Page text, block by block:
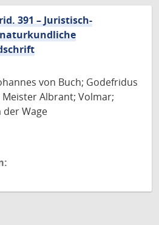
391 – Juristisch-
von Buch; Godefridus
Meister Albrant; Volmar;
Wage